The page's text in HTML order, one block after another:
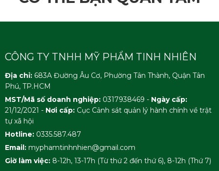
Dạng chai Chai vòi nhấn tiện dụng
Đối tượng
sử dụng
Vấn đề
Tóc hư tổn, gàu, tóc rụng, tóc
Lượng dùng Sử dụng hàng ngày
Aqua, Sodium Lauryl Sulfate,
CÔNG TY TNHH MỸ PHẨM TINH NHIÊN
Địa chỉ: 683A Đường Âu Cơ, Phường Tân Thành, Quận Tân
Phú, TP.HCM
MST/Mã số doanh nghiệp: 0317938469 - Ngày cấp:
21/12/2021 - Nơi cấp: Cục Cảnh sát quản lý hành chính về trật
tự xã hội
Hotline: 0335.587.487
Email: myphamtinhnhien@gmail.com
Giờ làm việc: 8-12h, 13-17h (Từ thứ 2 đến thứ 6), 8-12h (Thứ 7)